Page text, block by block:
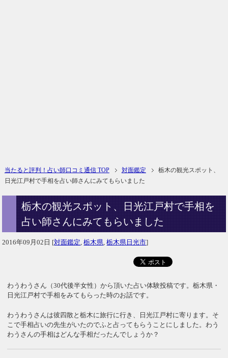
当たると評判！占い師口コミ通信 TOP 対面鑑定
栃木の観光スポット、
日光江戸村で手相を占い師さんにみてもらいました
栃木の観光スポット、日光江戸村で手相を
占い師さんにみてもらいました
2016年09月02日 [対面鑑定 ,栃木県 ,栃木県日光市]
わうわうさん（30代後半女性）から頂いた占い体験投稿です。栃木県・
日光江戸村で手相をみてもらった時のお話です。
わうわうさんは彼四散と栃木に旅行に行き、日光江戸村に寄ります。そ
こで手相占いの先生がいたのでふと占ってもらうことにしました。わう
わうさんの手相はどんな手相だったんでしょうか？